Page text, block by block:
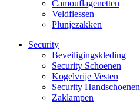
Camouflage­­netten
Veldflessen
Plunjezakken
Security
Beveiligings­­kleding
Security Schoenen
Kogelvrije Vesten
Security Hand­­schoenen
Zaklampen